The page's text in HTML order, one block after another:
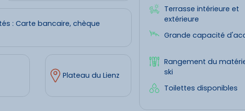
: Carte bancaire, chèque
Plateau du Lienz
Terrasse intérieure et
extérieure
Grande capacité
Rangement du
ski
Toilettes disponibles